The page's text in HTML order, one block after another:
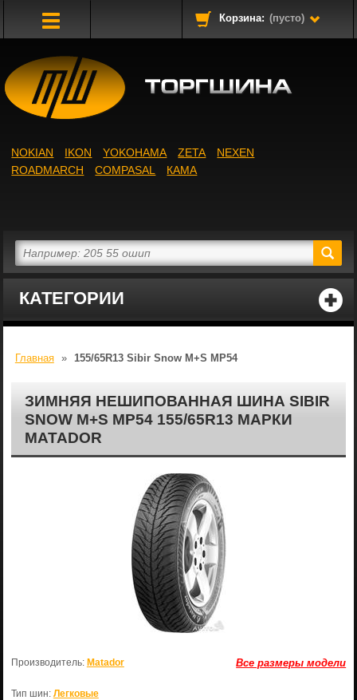
Корзина: (пусто)
КАТЕГОРИИ
NOKIAN IKON YOKOHAMA ZETA
NEXEN
ROADMARCH
COMPASAL КАМА
Главная » 155/65R13 Sibir Snow M+S MP54
ЗИМНЯЯ НЕШИПОВАННАЯ ШИНА SIBIR
SNOW M+S MP54 155/65R13 МАРКИ
MATADOR
Все размеры модели
Производитель: Matador
Тип шин: Легковые